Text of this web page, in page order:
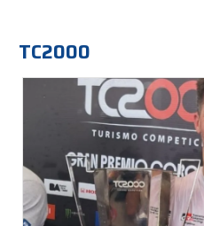
TC2000